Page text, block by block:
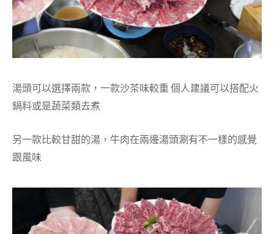
湯頭可以選擇兩款，一款沙茶味較重 個人建議可以搭配火
鍋料或是蔬菜類去煮
另一款比較甘甜的湯，牛肉在兩邊湯頭涮有不一樣的感覺
跟風味